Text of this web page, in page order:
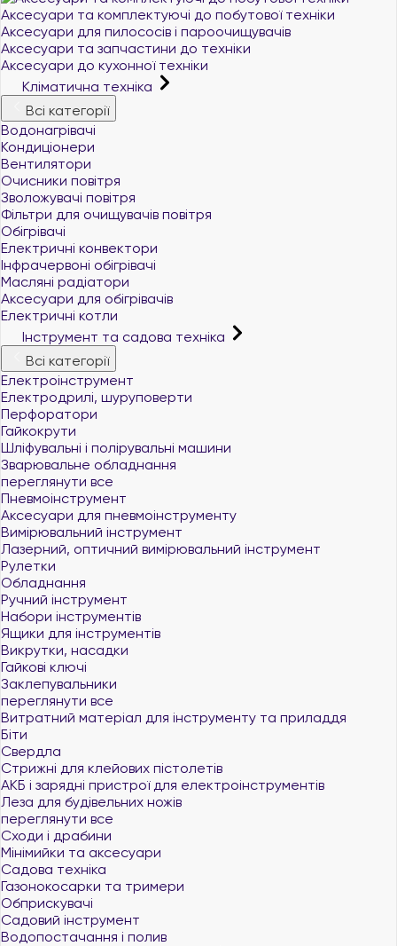
Аксесуари та комплектуючі до побутової техніки
Аксесуари для пилососів і пароочищувачів
Аксесуари та запчастини до техніки
Аксесуари до кухонної техніки
Кліматична техніка
Всі категорії
Водонагрівачі
Кондиціонери
Вентилятори
Очисники повітря
Зволожувачі повітря
Фільтри для очищувачів повітря
Обігрівачі
Електричні конвектори
Інфрачервоні обігрівачі
Масляні радіатори
Аксесуари для обігрівачів
Електричні котли
Інструмент та садова техніка
Всі категорії
Електроінструмент
Електродрилі, шуруповерти
Перфоратори
Гайкокрути
Шліфувальні і полірувальні машини
Зварювальне обладнання
переглянути все
Пневмоінструмент
Аксесуари для пневмоінструменту
Вимірювальний інструмент
Лазерний, оптичний вимірювальний інструмент
Рулетки
Обладнання
Ручний інструмент
Набори інструментів
Ящики для інструментів
Викрутки, насадки
Гайкові ключі
Заклепувальники
переглянути все
Витратний матеріал для інструменту та приладдя
Біти
Свердла
Стрижні для клейових пістолетів
АКБ і зарядні пристрої для електроінструментів
Леза для будівельних ножів
переглянути все
Сходи і драбини
Мінімийки та аксесуари
Садова техніка
Газонокосарки та тримери
Обприскувачі
Садовий інструмент
Водопостачання і полив